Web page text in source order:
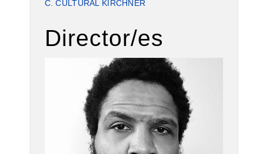
C. CULTURAL KIRCHNER
Director/es